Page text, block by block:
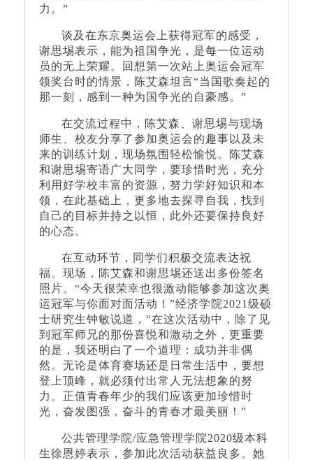
力。”
谈及在东京奥运会上获得冠军的感受，
谢思埸表示，能为祖国争光，是每一位运动
员的无上荣耀。回想第一次站上奥运会冠军
领奖台时的情景，陈艾森坦言“当国歌奏起的
那一刻，感到一种为国争光的自豪感。”
在交流过程中，陈艾森、谢思埸与现场
师生、校友分享了参加奥运会的趣事以及未
来的训练计划，现场氛围轻松愉悦。陈艾森
和谢思埸寄语广大同学，要珍惜时光，充分
利用好学校丰富的资源，努力学好知识和本
领，在此基础上，更多地去探寻自我，找到
自己的目标并持之以恒，此外还要保持良好
的心态。
在互动环节，同学们积极交流表达祝
福。现场，陈艾森和谢思埸还送出多份签名
照片。“今天很荣幸也很激动能够参加这次奥
运冠军与你面对面活动！”经济学院2021级硕
士研究生钟敏说道，“在这次活动中，除了见
到冠军师兄的那份喜悦和激动之外，更重要
的是，我还明白了一个道理：成功并非偶
然。无论是体育赛场还是日常生活中，要想
登上顶峰，就必须付出常人无法想象的努
力。正值青春年少的我们应该更加珍惜时
光，奋发图强，奋斗的青春才最美丽！”
公共管理学院/应急管理学院2020级本科
生徐恩婷表示，参加此次活动获益良多。她